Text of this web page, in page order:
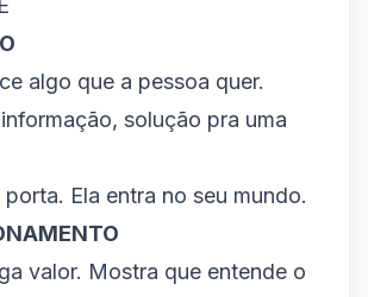
algo que a pessoa quer.
solução pra uma
porta. Ela entra no seu mundo.
valor. Mostra que entende o